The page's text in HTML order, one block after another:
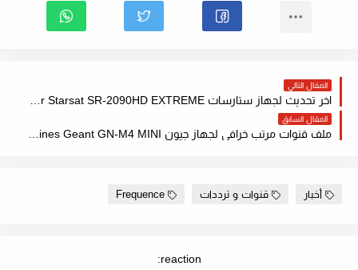
المقال التالي
المقال السابق
أخبار قنوات و ترددات Frequence
reaction: